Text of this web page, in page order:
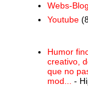
Webs-
Youtube
Humor
creativo,
que no
mod...
-